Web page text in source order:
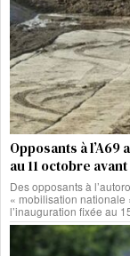
Opposants à
au 11 octobre
Des opposants à
« mobilisation nationale
l’inauguration fixée au